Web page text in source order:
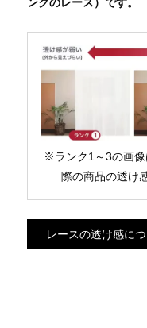
※ランク1～3の画
際の商品の透け
レースの透け感に